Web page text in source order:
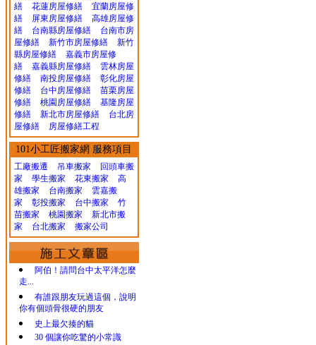
繕
花蓮房屋修繕
宜蘭房屋修
繕
屏東房屋修繕
高雄房屋修
繕
台南縣房屋修繕
台南市房
屋修繕
新竹市房屋修繕
新竹
縣房屋修繕
嘉義市房屋修
繕
嘉義縣房屋修繕
雲林房屋
修繕
南投房屋修繕
彰化房屋
修繕
台中房屋修繕
苗栗房屋
修繕
桃園房屋修繕
基隆房屋
修繕
新北市房屋修繕
台北房
屋修繕
房屋修繕工程
101小工匠搬家網 服務項目
工廠搬遷 吊車搬家
回頭車搬
家
學生搬家 花東搬家
高
雄搬家
台南搬家
雲嘉搬
家
彰投搬家 台中搬家
竹
苗搬家
桃園搬家
新北市搬
家
台北搬家 搬家公司
阿伯！請問台中太平洋怎麼
走...
有誰跟朋友玩過這個，說明
你有個頭骨很硬的朋友
史上最欠揍的貓
30 個讓你吃驚的小常識